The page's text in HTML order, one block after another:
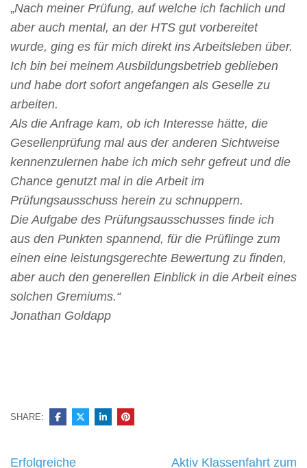
„Nach meiner Prüfung, auf welche ich fachlich und
aber auch mental, an der HTS gut vorbereitet
wurde, ging es für mich direkt ins Arbeitsleben über.
Ich bin bei meinem Ausbildungsbetrieb geblieben
und habe dort sofort angefangen als Geselle zu
arbeiten.
Als die Anfrage kam, ob ich Interesse hätte, die
Gesellenprüfung mal aus der anderen Sichtweise
kennenzulernen habe ich mich sehr gefreut und die
Chance genutzt mal in die Arbeit im
Prüfungsausschuss herein zu schnuppern.
Die Aufgabe des Prüfungsausschusses finde ich
aus den Punkten spannend, für die Prüflinge zum
einen eine leistungsgerechte Bewertung zu finden,
aber auch den generellen Einblick in die Arbeit eines
solchen Gremiums.“
Jonathan Goldapp
SHARE:
Beitragsnavigation
Erfolgreiche Aktiv Klassenfahrt zum